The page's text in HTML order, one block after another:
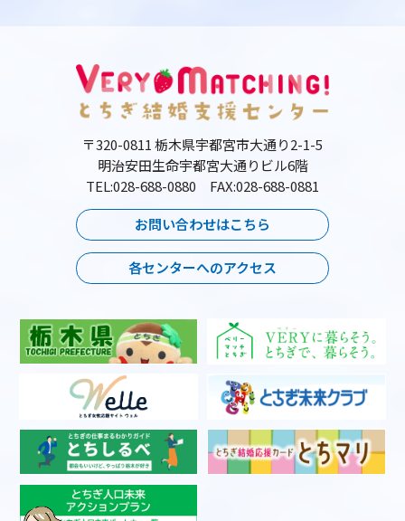
〒320-0811 栃木県宇都宮市大通り2-1-5
明治安田生命宇都宮大通りビル6階
TEL:028-688-0880 FAX:028-688-0881
お問い合わせはこちら
各センターへのアクセス